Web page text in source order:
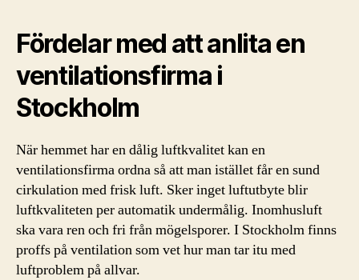
Fördelar med att anlita en
ventilationsfirma i
Stockholm
När hemmet har en dålig luftkvalitet kan en
ventilationsfirma ordna så att man istället får en sund
cirkulation med frisk luft. Sker inget luftutbyte blir
luftkvaliteten per automatik undermålig. Inomhusluft
ska vara ren och fri från mögelsporer. I Stockholm finns
proffs på ventilation som vet hur man tar itu med
luftproblem på allvar.